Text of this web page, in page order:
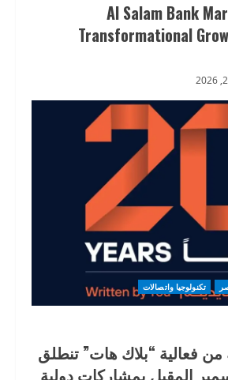
Al Salam Bank
Transformational
تكنولوجيا واتصالات
من فعالية “بلاك هات” تنطلق
المقبل بمشاركات دولية